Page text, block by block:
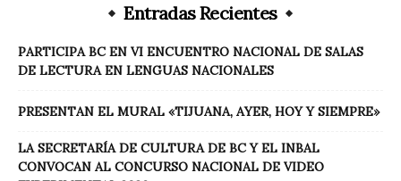
Entradas Recientes
PARTICIPA BC EN VI ENCUENTRO NACIONAL DE SALAS
DE LECTURA EN LENGUAS NACIONALES
PRESENTAN EL MURAL «TIJUANA, AYER, HOY Y SIEMPRE»
LA SECRETARÍA DE CULTURA DE BC Y EL INBAL
CONVOCAN AL CONCURSO NACIONAL DE VIDEO